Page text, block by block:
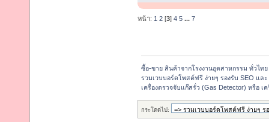
หน้า: 1 2 [3] 4 5 ... 7
ซื้อ-ขาย สินค้าจากโรงงานอุตสาหกรรม ทั่วไทย
รวมเวบบอร์ดโพสต์ฟรี ง่ายๆ รองรับ SEO แล
เครื่องตรวจจับแก๊สรั่ว (Gas Detector) หรือ เ
กระโดดไป: